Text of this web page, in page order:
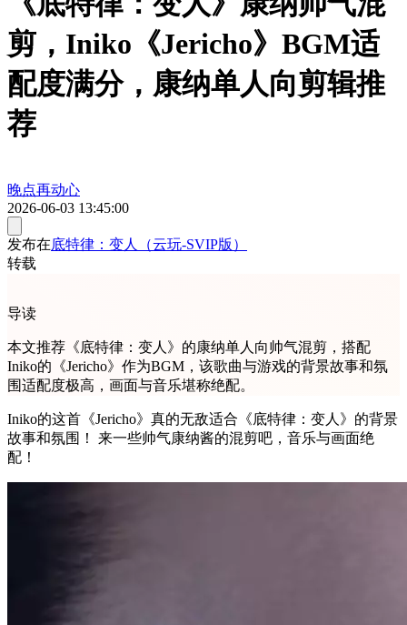
剪，Iniko《Jericho》BGM适
配度满分，康纳单人向剪辑推
荐
晚点再动心
2026-06-03 13:45:00
发布在底特律：变人（云玩-SVIP版）
转载
导读
本文推荐《底特律：变人》的康纳单人向帅气混剪，搭配
Iniko的《Jericho》作为BGM，该歌曲与游戏的背景故事和氛
围适配度极高，画面与音乐堪称绝配。
Iniko的这首《Jericho》真的无敌适合《底特律：变人》的背景
故事和氛围！ 来一些帅气康纳酱的混剪吧，音乐与画面绝
配！